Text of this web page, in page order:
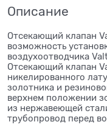
Описание
Отсекающий клапан
возможность
воздухоотводчика
​Отсекающий клапан
никелированного
золотника и
верхнем положении
из нержавеющей
трубопровод перед